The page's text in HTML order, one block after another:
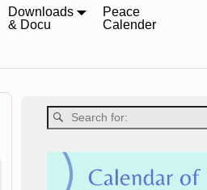
Downloads
& Docu
Peace
Calender